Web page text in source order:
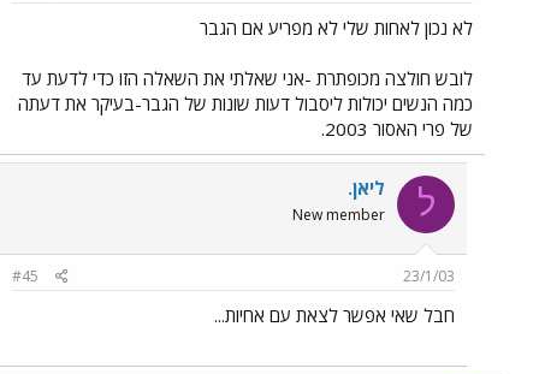
לא נכון לאחות שלי לא מפריע אם הגבר
לובש חולצה מכופתרת -אני שאלתי את השאלה הזו כדי לדעת עד
כמה הנשים יכולות ליסבול דעות שונות של הגבר-בעיקר את דעתה
של פרי האסור 2003.
ל ליאן.
New member
23/1/03
#45
חבל שאי אפשר לצאת עם אחיות...